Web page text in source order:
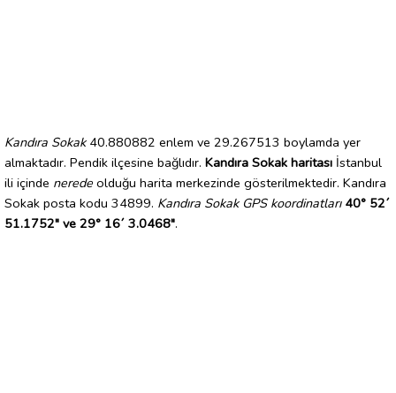
Kandıra Sokak40.880882 enlem ve 29.267513 boylamda yer
almaktadır. Pendik ilçesine bağlıdır. Kandıra Sokak haritası İstanbul
ili içinde nerede olduğu harita merkezinde gösterilmektedir. Kandıra
Sokak posta kodu 34899. Kandıra Sokak GPS koordinatları 40° 52´
51.1752" ve 29° 16´ 3.0468".